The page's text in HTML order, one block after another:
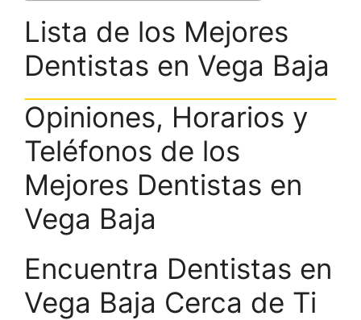
Lista de los Mejores
Dentistas en Vega Baja
Opiniones, Horarios y
Teléfonos de los
Mejores Dentistas en
Vega Baja
Encuentra Dentistas en
Vega Baja Cerca de Ti